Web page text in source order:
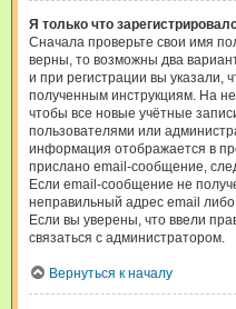
Я только что
Сначала проверьте свои имя
верны, то возможны два
и при регистрации вы указали,
полученным инструкциям. На
чтобы все новые учётные
пользователями или
информация отображается в
прислано email-сообщение,
Если email-сообщение не
неправильный адрес email
Если вы уверены, что ввели
связаться с администратором.
Вернуться к началу